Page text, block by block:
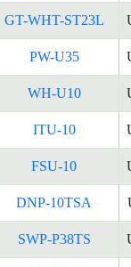
GT-WHT-ST23L
PW-U35
WH-U10
ITU-10
FSU-10
DNP-10TSA
SWP-P38TS